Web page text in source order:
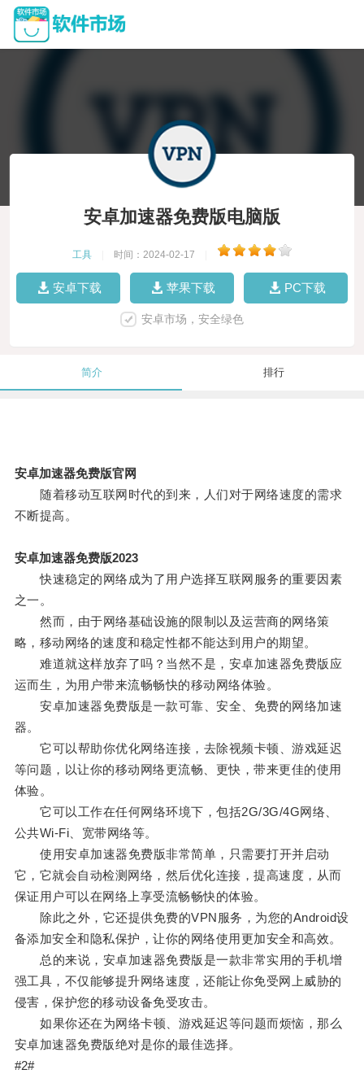
安卓加速器免费版电脑版
工具 时间：2024-02-17
安卓下载 苹果下载 PC下载
安卓市场，安全绿色
简介 排行
安卓加速器免费版官网
随着移动互联网时代的到来，人们对于网络速度的需求
不断提高。
安卓加速器免费版2023
快速稳定的网络成为了用户选择互联网服务的重要因素
之一。
然而，由于网络基础设施的限制以及运营商的网络策
略，移动网络的速度和稳定性都不能达到用户的期望。
难道就这样放弃了吗？当然不是，安卓加速器免费版应
运而生，为用户带来流畅畅快的移动网络体验。
安卓加速器免费版是一款可靠、安全、免费的网络加速
器。
它可以帮助你优化网络连接，去除视频卡顿、游戏延迟
等问题，以让你的移动网络更流畅、更快，带来更佳的使用
体验。
它可以工作在任何网络环境下，包括2G/3G/4G网络、
公共Wi-Fi、宽带网络等。
使用安卓加速器免费版非常简单，只需要打开并启动
它，它就会自动检测网络，然后优化连接，提高速度，从而
保证用户可以在网络上享受流畅畅快的体验。
除此之外，它还提供免费的VPN服务，为您的Android设
备添加安全和隐私保护，让你的网络使用更加安全和高效。
总的来说，安卓加速器免费版是一款非常实用的手机增
强工具，不仅能够提升网络速度，还能让你免受网上威胁的
侵害，保护您的移动设备免受攻击。
如果你还在为网络卡顿、游戏延迟等问题而烦恼，那么
安卓加速器免费版绝对是你的最佳选择。
#2#